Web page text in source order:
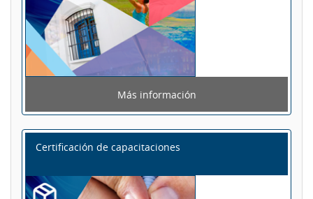
Más información
Certificación de capacitaciones